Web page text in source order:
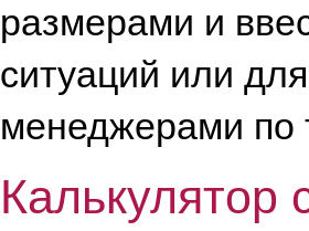
размерами и
ситуаций или
менеджерами по
Калькулятор